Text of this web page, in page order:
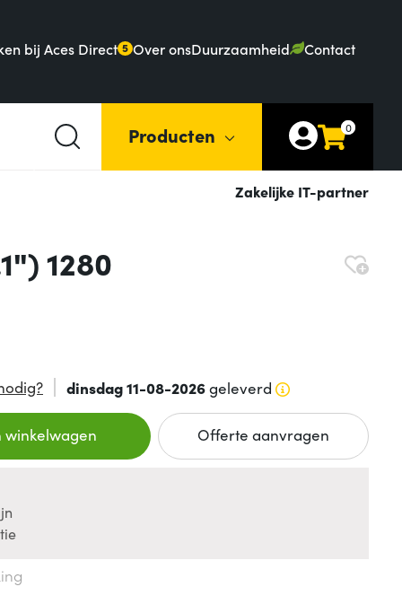
bij Aces Direct 5 Over onsDuurzaamheid Contact
Producten 0
Zakelijke IT-partner
1280
dinsdag 11-08-2026geleverd
winkelwagen Offerte aanvragen